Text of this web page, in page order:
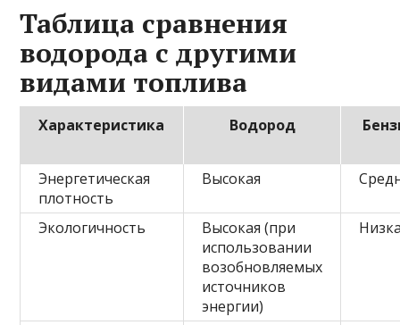
Таблица сравнения
водорода с другими
видами топлива
Характеристика Водород
Энергетическая
плотность
Высокая
Экологичность
Высокая (при
использовании
возобновляемых
источников
энергии)